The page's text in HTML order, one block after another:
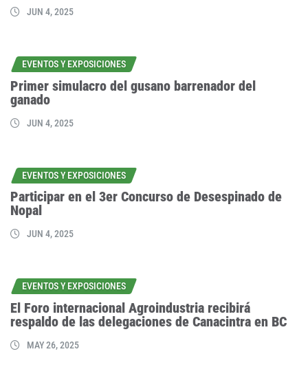
JUN 4, 2025
EVENTOS Y EXPOSICIONES
Primer simulacro del gusano barrenador del
ganado
JUN 4, 2025
EVENTOS Y EXPOSICIONES
Participar en el 3er Concurso de Desespinado de
Nopal
JUN 4, 2025
EVENTOS Y EXPOSICIONES
El Foro internacional Agroindustria recibirá
respaldo de las delegaciones de Canacintra en BC
MAY 26, 2025